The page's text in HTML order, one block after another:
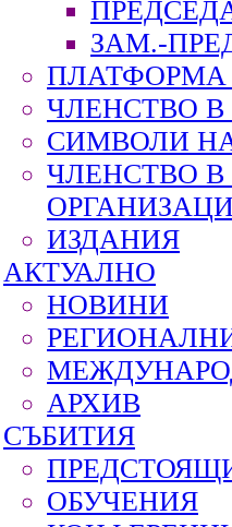
ЗАМ.-
ПЛАТФОРМА
ЧЛЕНСТВО В
СИМВОЛИ
ЧЛЕНСТВО
ИЗДАНИЯ
АКТУАЛНО
НОВИНИ
АРХИВ
СЪБИТИЯ
ОБУЧЕНИЯ